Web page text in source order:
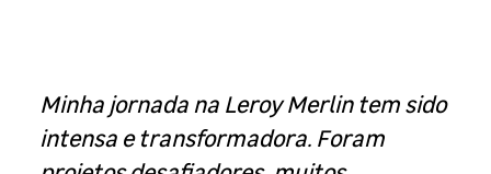
Minha jornada na Leroy Merlin tem sido
intensa e transformadora. Foram